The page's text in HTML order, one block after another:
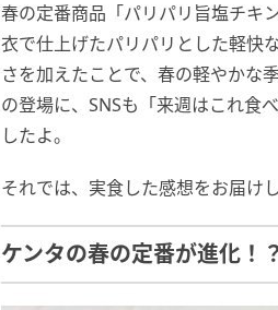
春の定番商品「パリパリ旨塩チキ
衣で仕上げたパリパリとした軽快
さを加えたことで、春の軽やかな
の登場に、SNSも「来週はこれ食
したよ。
それでは、実食した感想をお届け
ケンタの春の定番が進化！？